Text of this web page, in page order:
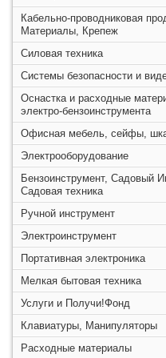
Кабельно-проводниковая
Материалы, Крепеж
Силовая техника
Системы безопасности и
Оснастка и расходные
электро-бензоинструмента
Офисная мебель, сейфы,
Электрооборудование
Бензоинструмент, Садовый
Садовая техника
Ручной инструмент
Электроинструмент
Портативная электроника
Мелкая бытовая техника
Услуги и Получи!Фонд
Клавиатуры, Манипуляторы
Расходные материалы